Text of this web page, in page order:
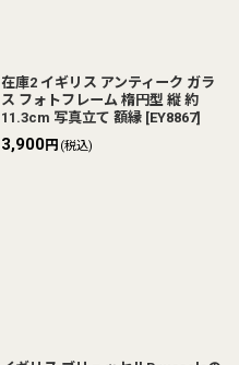
在庫2 イギリス アンティーク ガラ
ス フォトフレーム 楕円型 縦 約
11.3cm 写真立て 額縁 [EY8867]
3,900円 (税込)